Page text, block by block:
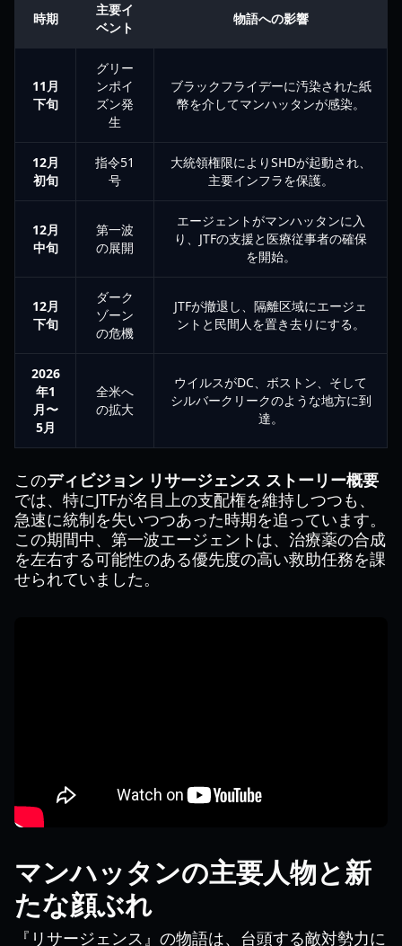
時期
主要イ
ベント
物語への影響
11月
下旬
グリー
ンポイ
ズン発
生
ブラックフライデーに汚染された紙
幣を介してマンハッタンが感染。
12月
初旬
指令51
号
大統領権限によりSHDが起動され、
主要インフラを保護。
12月
中旬
第一波
の展開
エージェントがマンハッタンに入
り、JTFの支援と医療従事者の確保
を開始。
12月
下旬
ダーク
ゾーン
の危機
JTFが撤退し、隔離区域にエージェ
ントと民間人を置き去りにする。
2026
年1
月〜
5月
全米へ
の拡大
ウイルスがDC、ボストン、そして
シルバークリークのような地方に到
達。
このディビジョン リサージェンス ストーリー概要
では、特にJTFが名目上の支配権を維持しつつも、
急速に統制を失いつつあった時期を追っています。
この期間中、第一波エージェントは、治療薬の合成
を左右する可能性のある優先度の高い救助任務を課
せられていました。
マンハッタンの主要人物と新
たな顔ぶれ
『リサージェンス』の物語は、台頭する敵対勢力に